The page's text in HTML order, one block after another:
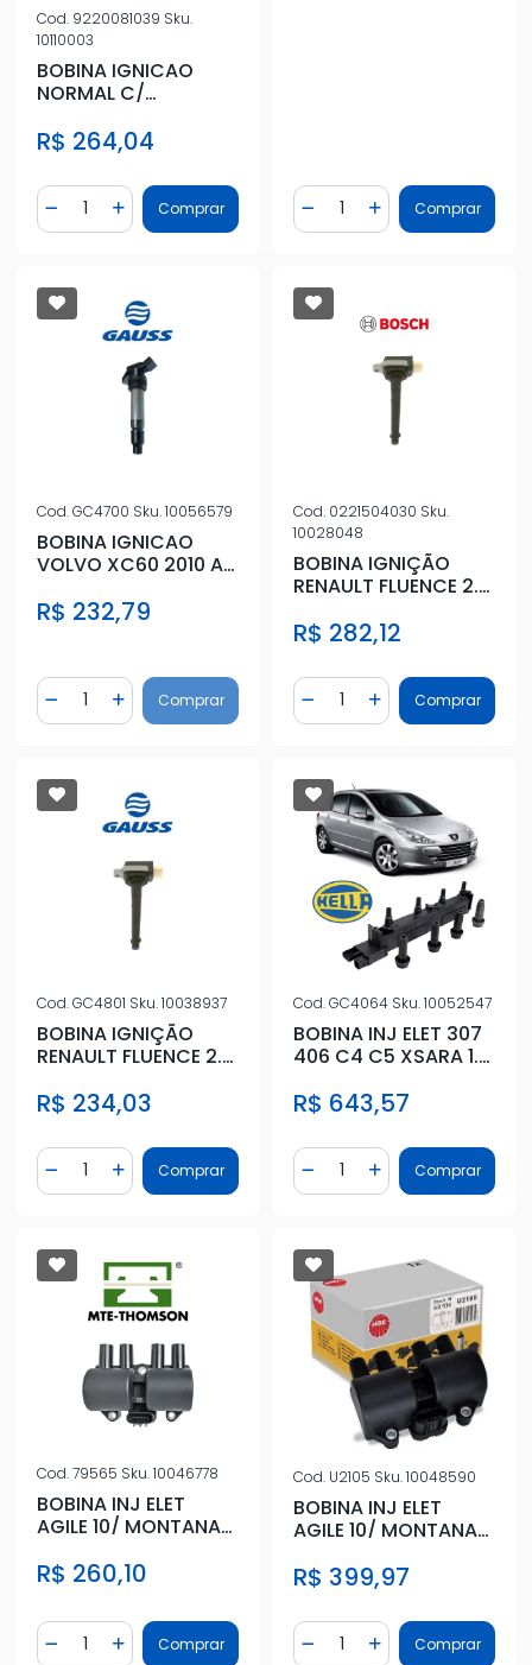
Cod. 9220081039 Sku.
10110003
BOBINA IGNICAO
NORMAL C/
BRASILIA S
R$ 264,04
Diminuir Quantidade
Quantidade
Adicionar Quantidade
Comprar Diminuir Quantidade
Quantidade
AdicionarComprar
Cod.GC4700 Sku.10056579
BOBINA IGNICAO
VOLVO XC60 2010 A
R$ 232,79
Diminuir Quantidade
Quantidade
Adicionar Quantidade
Comprar
Cod. 0221504030 Sku.
10028048
BOBINA IGNIÇÃO
RENAULT FLUENCE 2.0
R$ 282,12
Diminuir Quantidade
Quantidade
AdicionarComprar
Cod.GC4801 Sku.10038937
BOBINA IGNIÇÃO
RENAULT FLUENCE 2.0
R$ 234,03
Diminuir Quantidade
Quantidade
Adicionar Quantidade
Comprar
Cod.GC4064 Sku.10052547
BOBINA INJ ELET 307
406 C4 C5 XSARA 1.8
R$ 643,57
Diminuir Quantidade
Quantidade
AdicionarComprar
Cod.79565 Sku.10046778
BOBINA INJ ELET
AGILE 10/ MONTANA
13/
R$ 260,10
Diminuir Quantidade
Quantidade
Adicionar Quantidade
Comprar
Cod. U2105 Sku.10048590
BOBINA INJ ELET
AGILE 10/ MONTANA
13/
R$ 399,97
Diminuir Quantidade
Quantidade
AdicionarComprar